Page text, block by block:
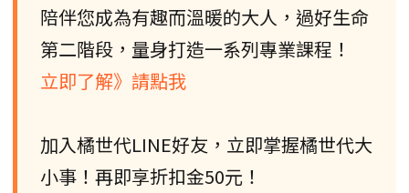
陪伴您成為有趣而溫暖的大人，過好生命
第二階段，量身打造一系列專業課程！
立即了解》請點我
加入橘世代LINE好友，立即掌握橘世代大
小事！再即享折扣金50元！